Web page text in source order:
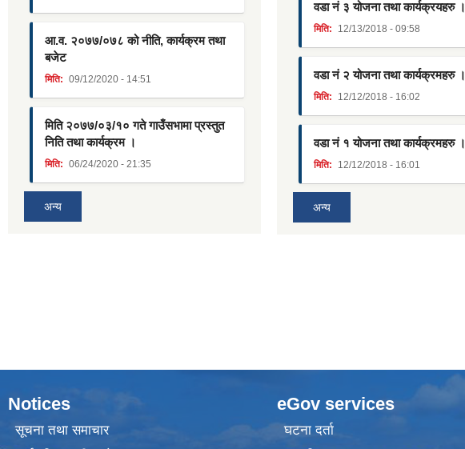
आ.व. २०७७/०७८ को नीति, कार्यक्रम तथा
बजेट
मिति: 09/12/2020 - 14:51
मिति २०७७/०३/१० गते गाउँसभामा प्रस्तुत
निति तथा कार्यक्रम ।
मिति: 06/24/2020 - 21:35
अन्य
वडा नं ३ योजना तथा कार्यक्रयहरु ।
मिति: 12/13/2018 - 09:58
वडा नं २ योजना तथा कार्यक्रमहरु ।
मिति: 12/12/2018 - 16:02
वडा नं १ योजना तथा कार्यक्रमहरु ।
मिति: 12/12/2018 - 16:01
अन्य
Notices
सूचना तथा समाचार
eGov services
घटना दर्ता